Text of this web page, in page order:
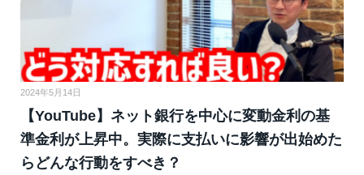
2024年5月14日
【YouTube】ネット銀行を中心に変動金利の基
準金利が上昇中。実際に支払いに影響が出始めた
らどんな行動をすべき？